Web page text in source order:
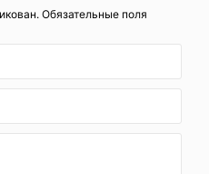
Обязательные поля